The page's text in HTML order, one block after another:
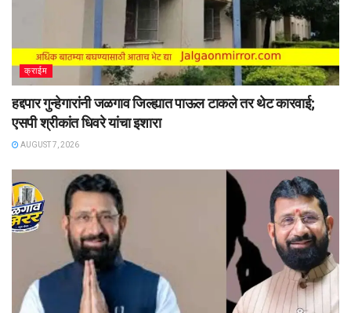
क्राईम
हद्दपार गुन्हेगारांनी जळगाव जिल्ह्यात पाऊल टाकले तर थेट कारवाई;
एसपी श्रीकांत धिवरे यांचा इशारा
AUGUST 7, 2026